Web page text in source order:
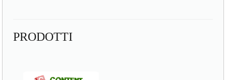
PRODOTTI